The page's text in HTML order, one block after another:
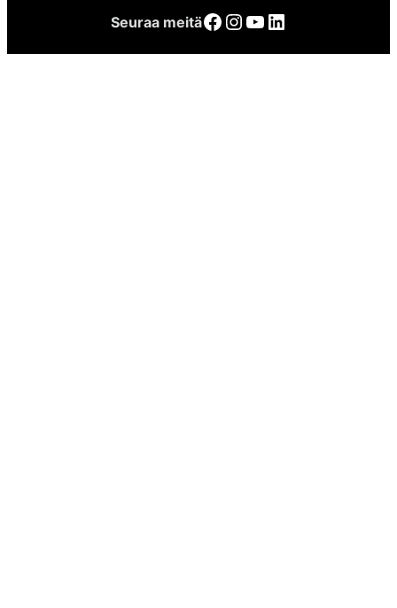
Seuraa meitäFacebook Instagram YouTube LinkedIn